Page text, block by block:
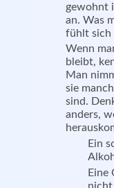
gewohnt
an. Was
fühlt sich
Wenn
bleibt,
Man
sie
sind.
anders,
Ein
Eine